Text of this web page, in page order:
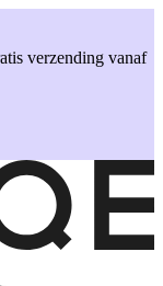
verzending vanaf